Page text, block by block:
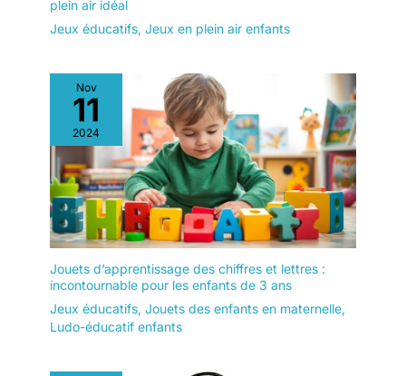
plein air idéal
Jeux éducatifs, Jeux en plein air enfants
Nov
11
2024
Jouets d’apprentissage des chiffres et lettres :
incontournable pour les enfants de 3 ans
Jeux éducatifs, Jouets des enfants en maternelle,
Ludo-éducatif enfants